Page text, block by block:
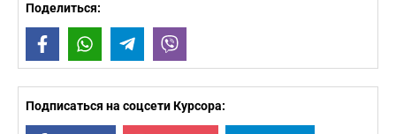
Поделиться:
FacebookWhatsAppTelegram
Подписаться на соцсети Курсора: